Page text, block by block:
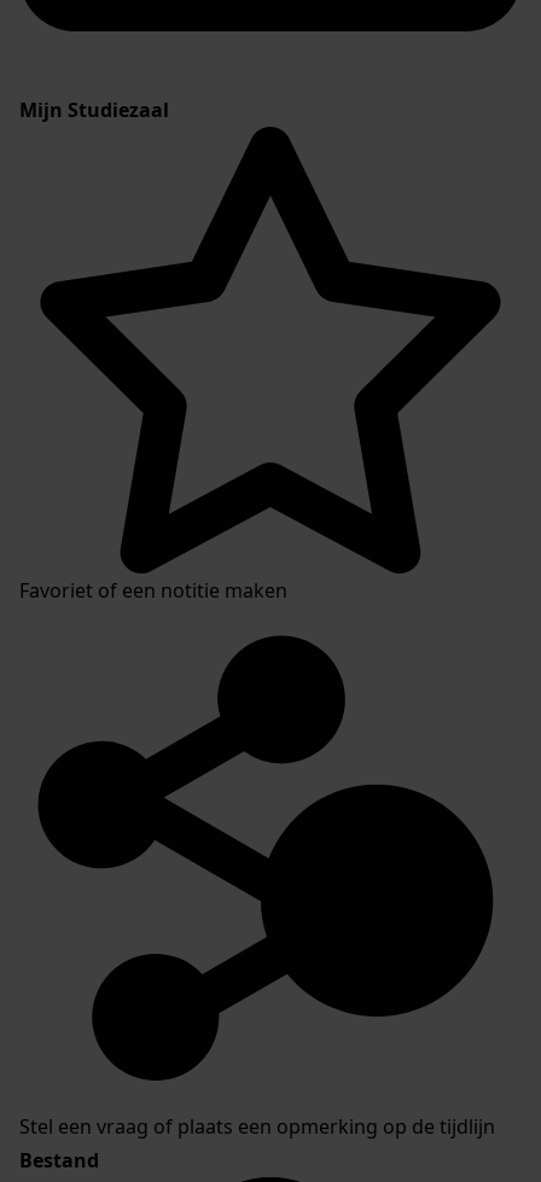
Mijn Studiezaal
Favoriet of een notitie maken
Stel een vraag of plaats een opmerking op de tijdlijn
Bestand